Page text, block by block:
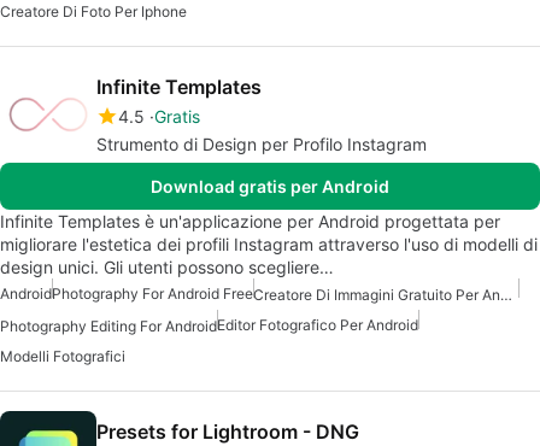
Creatore Di Foto Per Iphone
Infinite Templates
4.5 Gratis
Strumento di Design per Profilo Instagram
Download gratis per Android
Infinite Templates è un'applicazione per Android progettata per
migliorare l'estetica dei profili Instagram attraverso l'uso di modelli di
design unici. Gli utenti possono scegliere…
AndroidPhotography For Android Free
Creatore Di Immagini Gratuito Per Android
Photography Editing For AndroidEditor Fotografico Per Android
Modelli Fotografici
Presets for Lightroom - DNG